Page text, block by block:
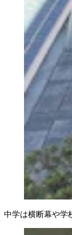
中学は横断幕や学